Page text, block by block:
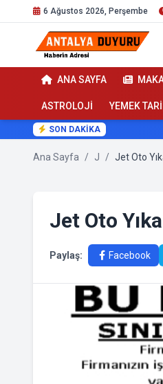
6 Ağustos 2026, Perşembe
ANA SAYFA
ASTROLOJİ YEMEK
SON DAKİKA
Ana Sayfa / J / Jet Oto
Jet Oto
Paylaş: Facebook